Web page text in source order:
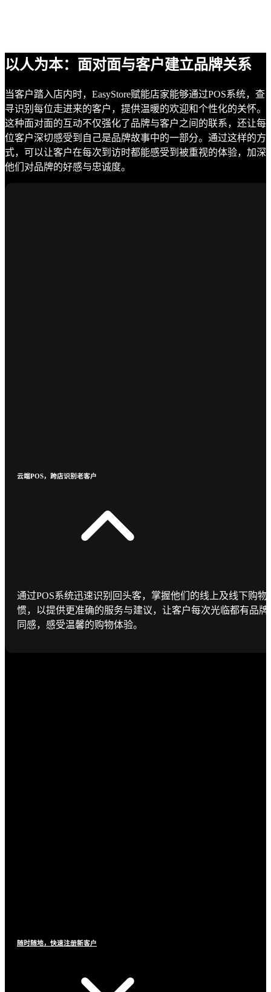
以人为本：面对面与客户建立品牌关系
当客户踏入店内时，EasyStore赋能店家能够通过POS系统，查
寻识别每位走进来的客户，提供温暖的欢迎和个性化的关怀。
这种面对面的互动不仅强化了品牌与客户之间的联系，还让每
位客户深切感受到自己是品牌故事中的一部分。通过这样的方
式，可以让客户在每次到访时都能感受到被重视的体验，加深
他们对品牌的好感与忠诚度。
云端POS，跨店识别老客户
通过POS系统迅速识别回头客，掌握他们的线上及线下购物
惯，以提供更准确的服务与建议，让客户每次光临都有品牌
同感，感受温馨的购物体验。
随时随地，快速注册新客户